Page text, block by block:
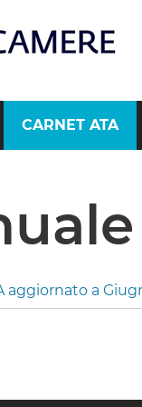
CARNET ATA
aggiornato a